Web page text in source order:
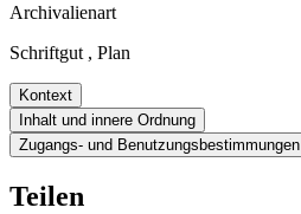
Archivalienart
Schriftgut , Plan
Kontext
Inhalt und innere Ordnung
Zugangs- und Benutzungsbestimmungen
Teilen